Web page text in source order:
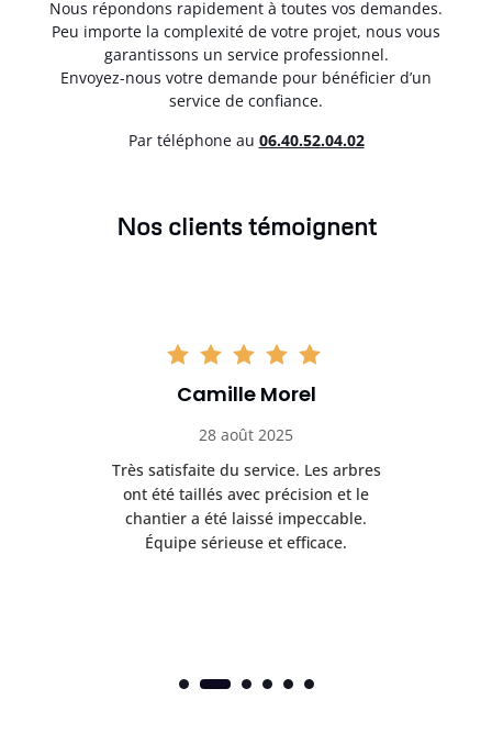
Nous répondons rapidement à toutes vos demandes.
Peu importe la complexité de votre projet, nous vous
garantissons un service professionnel.
Envoyez-nous votre demande pour bénéficier d’un
service de confiance.
Par téléphone au 06.40.52.04.02
Nos clients témoignent
Camille Morel
28 août 2025
Très satisfaite du service. Les arbres
ont été taillés avec précision et le
chantier a été laissé impeccable.
Équipe sérieuse et efficace.